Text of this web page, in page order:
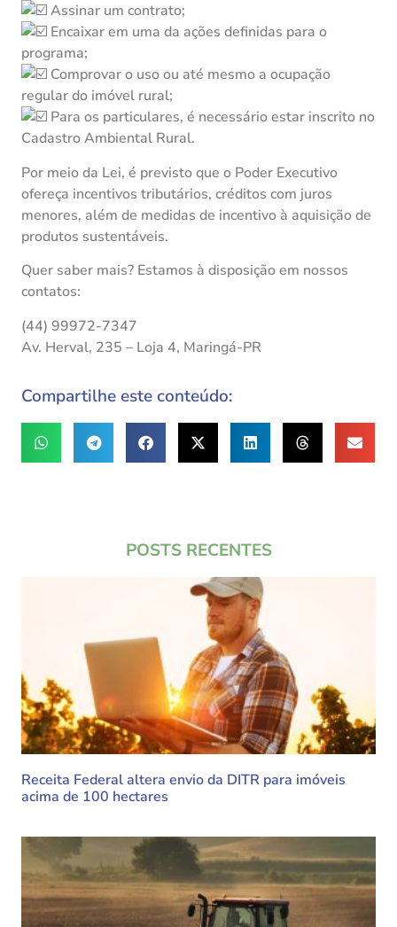
Assinar um contrato;
Encaixar em uma da ações definidas para o
programa;
Comprovar o uso ou até mesmo a ocupação
regular do imóvel rural;
Para os particulares, é necessário estar inscrito no
Cadastro Ambiental Rural.
Por meio da Lei, é previsto que o Poder Executivo
ofereça incentivos tributários, créditos com juros
menores, além de medidas de incentivo à aquisição de
produtos sustentáveis.
Quer saber mais? Estamos à disposição em nossos
contatos:
(44) 99972-7347
Av. Herval, 235 – Loja 4, Maringá-PR
Compartilhe este conteúdo:
POSTS RECENTES
Receita Federal altera envio da DITR para imóveis
acima de 100 hectares